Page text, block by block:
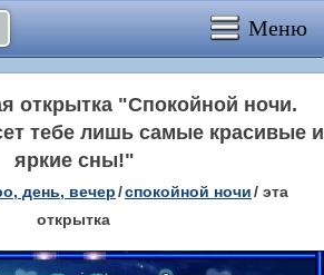
Меню
открытка "Спокойной ночи.
тебе лишь самые красивые и
яркие сны!"
день, вечер/спокойной ночи/ эта
открытка